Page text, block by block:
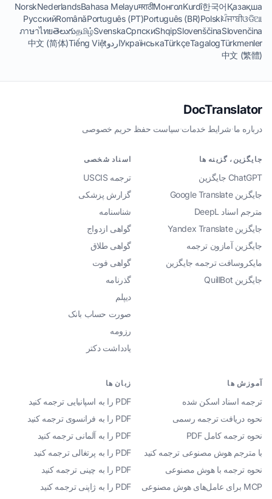
Қазақша
한국어
Kurdî
Монгол
मराठी
Bahasa Melayu
Nederlands
Norsk
ଓଡିଆ
ਪੰਜਾਬੀ
Polski
Português (BR)
Português (PT)
Română
Русский
Slovenčina
Slovenščina
Shqip
Српски
Svenska
தமிழ்
తెలుగు
ภาษาไทย
Türkmenler
Tagalog
Türkçe
УкраїнськаاردوTiếng Việt
中文 (简体)
中文 (繁體)
DocTranslator
درباره ما·شرایط خدمات·سیاست حفظ حریم خصوصی
جایگزین، گزینه ها
ChatGPT جایگزین
جایگزین Google Translate
مترجم اسناد DeepL
جایگزین Yandex Translate
جایگزین آمازون ترجمه
مایکروسافت ترجمه جایگزین
جایگزین QuillBot
اسناد شخصی
ترجمه USCIS
گزارش پزشکی
شناسنامه
گواهی ازدواج
گواهی طلاق
گواهی فوت
گذرنامه
دیپلم
صورت حساب بانک
رزومه
یادداشت دکتر
آموزش ها
ترجمه اسناد اسکن شده
نحوه دریافت ترجمه رسمی
نحوه ترجمه کامل PDF
با مترجم هوش مصنوعی ترجمه کنید
نحوه ترجمه با هوش مصنوعی
MCP برای عامل‌های هوش مصنوعی
زبان ها
PDF را به اسپانیایی ترجمه کنید
PDF را به فرانسوی ترجمه کنید
PDF را به آلمانی ترجمه کنید
PDF را به پرتغالی ترجمه کنید
PDF را به چینی ترجمه کنید
PDF را به ژاپنی ترجمه کنید